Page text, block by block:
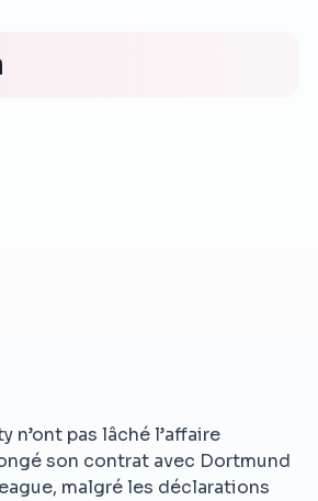
pas lâché l’affaire
son contrat avec Dortmund
malgré les déclarations